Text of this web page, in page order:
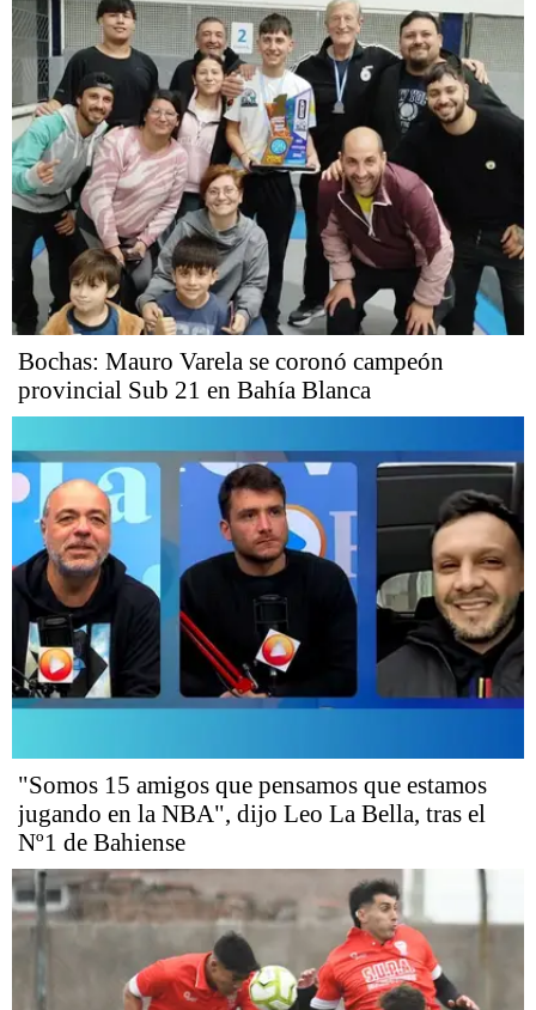
Bochas: Mauro Varela se coronó campeón
provincial Sub 21 en Bahía Blanca
"Somos 15 amigos que pensamos que estamos
jugando en la NBA", dijo Leo La Bella, tras el
Nº1 de Bahiense